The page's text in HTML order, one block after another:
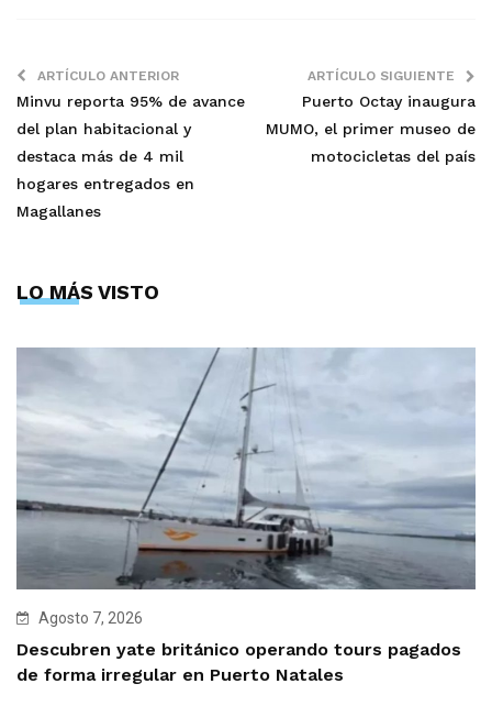
ARTÍCULO ANTERIOR
Minvu reporta 95% de avance
del plan habitacional y
destaca más de 4 mil
hogares entregados en
Magallanes
ARTÍCULO SIGUIENTE
Puerto Octay inaugura
MUMO, el primer museo de
motocicletas del país
LO MÁS VISTO
Agosto 7, 2026
Descubren yate británico operando tours pagados
de forma irregular en Puerto Natales